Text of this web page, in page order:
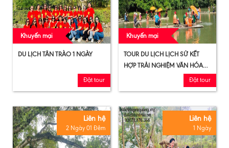
Khuyến mại
DU LỊCH TÂN TRÀO 1 NGÀY
Đặt tour
Khuyến mại
TOUR DU LỊCH LỊCH SỬ KẾT
HỢP TRẢI NGHIỆM VĂN HÓA
TẠI TÂN TRÀO - ATK ĐỊNH HÓA
Đặt tour
Liên hệ
2 Ngày 01 Đêm
Liên hệ
1 Ngày